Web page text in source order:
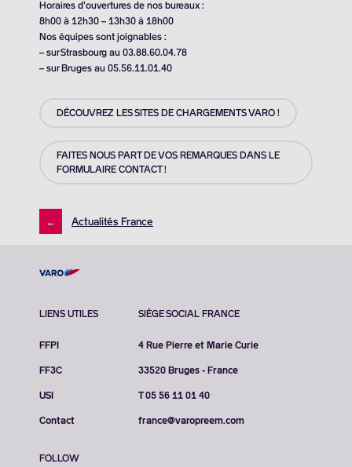
Horaires d’ouvertures de nos bureaux :
8h00 à 12h30 – 13h30 à 18h00
Nos équipes sont joignables :
– sur Strasbourg au 03.88.60.04.78
– sur Bruges au 05.56.11.01.40
DÉCOUVREZ LES SITES DE CHARGEMENTS VARO !
FAITES NOUS PART DE VOS REMARQUES DANS LE
FORMULAIRE CONTACT !
← Actualités France
LIENS UTILES
FFPI
FF3C
USI
Contact
SIÈGE SOCIAL FRANCE
4 Rue Pierre et Marie Curie
33520 Bruges - France
T 05 56 11 01 40
france@varopreem.com
FOLLOW